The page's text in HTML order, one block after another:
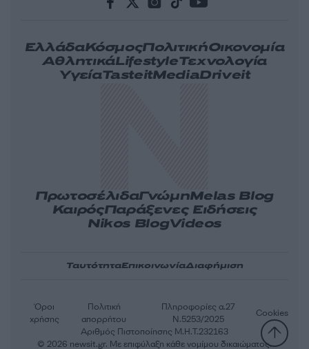
ΕλλάδαΚόσμοςΠολιτικήΟικονομία
ΑθλητικάLifestyleΤεχνολογία
ΥγείαTasteitMediaDriveit
ΠρωτοσέλιδαΓνώμηMelas Blog
ΚαιρόςΠαράξενες Ειδήσεις
Nikos BlogVideos
ΤαυτότηταΕπικοινωνίαΔιαφήμιση
Αριθμός Πιστοποίησης Μ.Η.Τ.232163
Όροι
χρήσης
Πολιτική
απορρήτου
Πληροφορίες α.27
Ν.5253/2025
Cookies
© 2026 newsit.gr. Με επιφύλαξη κάθε νομίμου δικαιώματος.